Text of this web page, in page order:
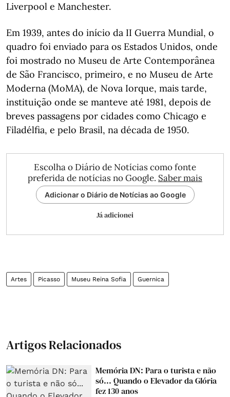
Liverpool e Manchester.
Em 1939, antes do início da II Guerra Mundial, o
quadro foi enviado para os Estados Unidos, onde
foi mostrado no Museu de Arte Contemporânea
de São Francisco, primeiro, e no Museu de Arte
Moderna (MoMA), de Nova Iorque, mais tarde,
instituição onde se manteve até 1981, depois de
breves passagens por cidades como Chicago e
Filadélfia, e pelo Brasil, na década de 1950.
Escolha o Diário de Notícias como fonte
preferida de notícias no Google. Saber mais
Adicionar o Diário de Notícias ao Google
Já adicionei
Artes Picasso Museu Reina Sofia Guernica
Artigos Relacionados
Memória DN: Para o turista e não
só... Quando o Elevador da Glória
fez 130 anos